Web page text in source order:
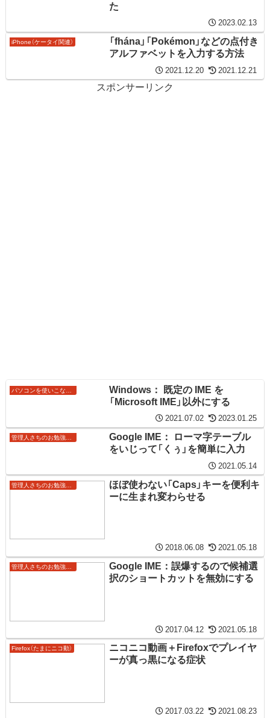
た
2023.02.13
iPhone（ケータイ関連）
「fhána」「Pokémon」などの点付き
アルファベットを入力する方法
2021.12.20 2021.12.21
スポンサーリンク
Windows： 既定の IME を
「Microsoft IME」以外にする
2021.07.02 2023.01.25
Google IME： ローマ字テーブル
をいじって「くぅ」を簡単に入力
2021.05.14
ほぼ使わない「Caps」キーを便利キ
ーに生まれ変わらせる
2018.06.08 2021.05.18
Google IME：誤爆するので候補選
択のショートカットを無効にする
2017.04.12 2021.05.18
Firefox（たまにニコ動）
ニコニコ動画＋Firefoxでプレイヤ
ーが真っ黒になる症状
2017.03.22 2021.08.23